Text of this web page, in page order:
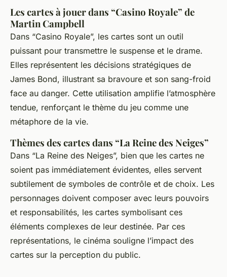
Les cartes à jouer dans “Casino Royale” de
Martin Campbell
Dans “Casino Royale”, les cartes sont un outil
puissant pour transmettre le suspense et le drame.
Elles représentent les décisions stratégiques de
James Bond, illustrant sa bravoure et son sang-froid
face au danger. Cette utilisation amplifie l’atmosphère
tendue, renforçant le thème du jeu comme une
métaphore de la vie.
Thèmes des cartes dans “La Reine des Neiges”
Dans “La Reine des Neiges”, bien que les cartes ne
soient pas immédiatement évidentes, elles servent
subtilement de symboles de contrôle et de choix. Les
personnages doivent composer avec leurs pouvoirs
et responsabilités, les cartes symbolisant ces
éléments complexes de leur destinée. Par ces
représentations, le cinéma souligne l’impact des
cartes sur la perception du public.